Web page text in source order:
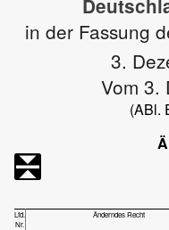
in der Fassung
3.
Vom 3.
(ABl.
Lfd.
Nr.
Änderndes Recht